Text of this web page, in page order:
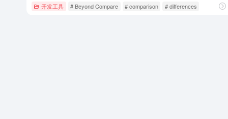
开发工具 # Beyond Compare # comparison # differences